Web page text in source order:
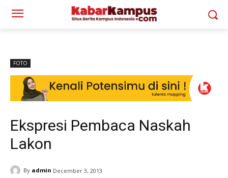
FOTO
Ekspresi Pembaca Naskah
Lakon
By admin December 3, 2013